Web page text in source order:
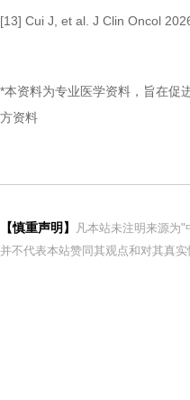
[13] Cui J, et al. J Clin Oncol
*本资料为专业医学资料，旨在促
方资料
【慎重声明】
凡本站未注明来源为
并不代表本站赞同其观点和对其真